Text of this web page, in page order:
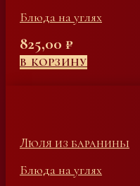
Блюда на углях
825,00 ₽
В КОРЗИНУ
Люля из баранины
Блюда на углях